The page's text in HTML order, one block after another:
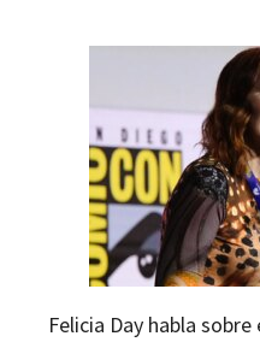
Felicia Day habla